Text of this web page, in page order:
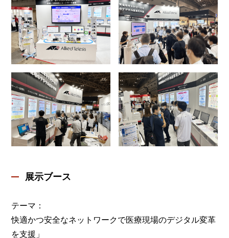
展示ブース
テーマ：
快適かつ安全なネットワークで医療現場のデジタル変革
を支援」